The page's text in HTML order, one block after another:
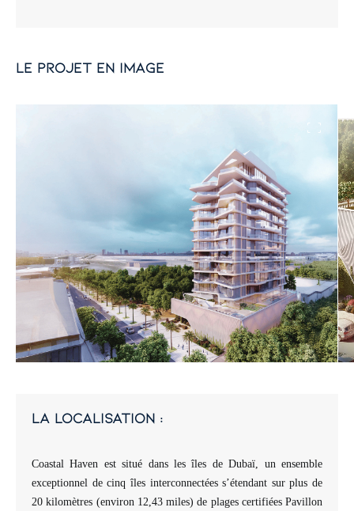
le projet en image
la localisation :
Coastal Haven est situé dans les îles de Dubaï, un ensemble
exceptionnel de cinq îles interconnectées s’étendant sur plus de
20 kilomètres (environ 12,43 miles) de plages certifiées Pavillon